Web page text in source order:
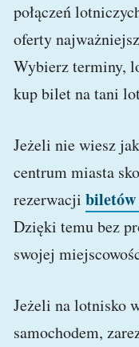
połączeń
oferty
Wybierz terminy,
kup bilet na tani
Jeżeli nie wiesz
centrum miasta
rezerwacji biletów
Dzięki temu bez
swojej
Jeżeli na lotnisko
samochodem,